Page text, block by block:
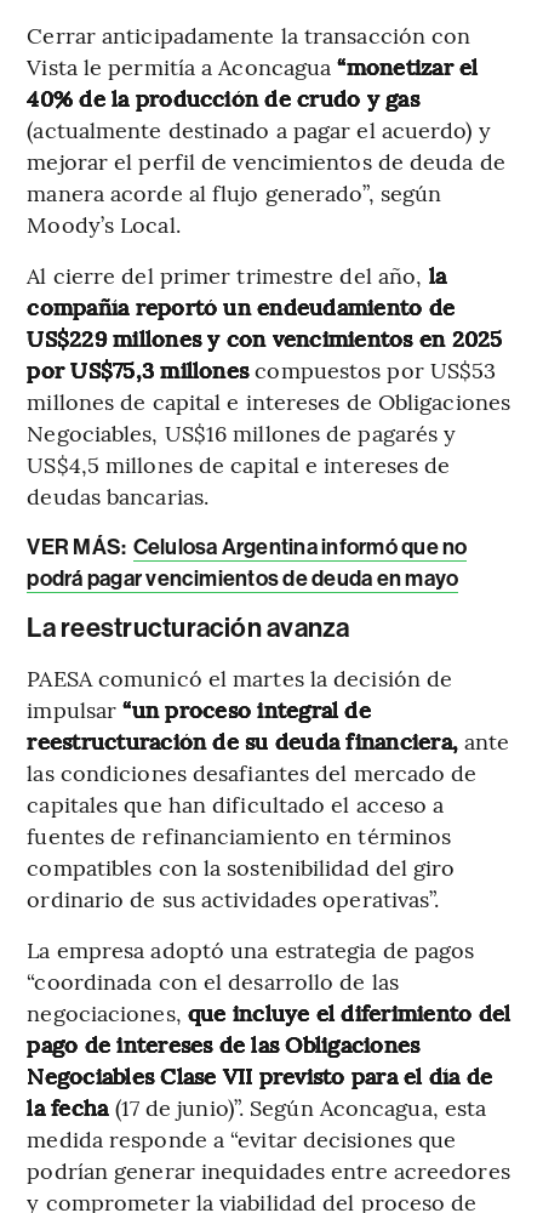
Cerrar anticipadamente la transacción con
Vista le permitía a Aconcagua“monetizar el
40% de la producción de crudo y gas
(actualmente destinado a pagar el acuerdo) y
mejorar el perfil de vencimientos de deuda de
manera acorde al flujo generado”, según
Moody’s Local.
Al cierre del primer trimestre del año, la
compañía reportó un endeudamiento de
US$229 millones y con vencimientos en 2025
por US$75,3 millonescompuestos por US$53
millones de capital e intereses de Obligaciones
Negociables, US$16 millones de pagarés y
US$4,5 millones de capital e intereses de
deudas bancarias.
VER MÁS: Celulosa Argentina informó que no
podrá pagar vencimientos de deuda en mayo
La reestructuración avanza
PAESA comunicó el martes la decisión de
impulsar “un proceso integral de
reestructuración de su deuda financiera, ante
las condiciones desafiantes del mercado de
capitales que han dificultado el acceso a
fuentes de refinanciamiento en términos
compatibles con la sostenibilidad del giro
ordinario de sus actividades operativas”.
La empresa adoptó una estrategia de pagos
“coordinada con el desarrollo de las
negociaciones, que incluye el diferimiento del
pago de intereses de las Obligaciones
Negociables Clase VII previsto para el día de
la fecha (17 de junio)”. Según Aconcagua, esta
medida responde a “evitar decisiones que
podrían generar inequidades entre acreedores
y comprometer la viabilidad del proceso de